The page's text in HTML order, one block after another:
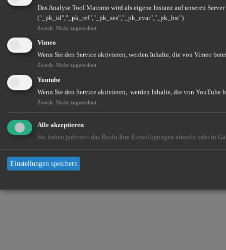
Das Analyse Tool Matomo wird als eigene Instanz auf unseren
("_pk_id","_pk_ref","_pk_ses","_pk_cvar","_pk_hsr")
Zweck: Nicht zugeordnet
Vimeo
Wenn Sie den Service aktivieren, werden Inhalte, die von Vimeo
Zweck: Nicht zugeordnet
Youtube
Wenn Sie den Service aktivieren, werden Inhalte, die von YouTube
Zweck: Nicht zugeordnet
Alle akzeptieren
Sie haben jederzeit das Recht Ihre Einwilligungen einzeln oder in
Einstellungen speichern